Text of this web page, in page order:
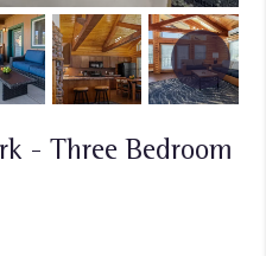
- Three Bedroom